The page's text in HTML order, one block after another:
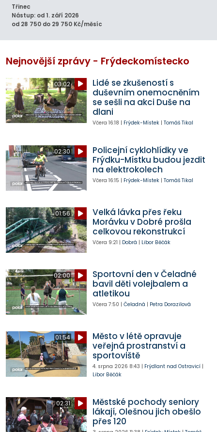
Třinec
Nástup: od 1. září 2026
od 28 750 do 29 750 Kč/měsíc
Nejnovější zprávy - Frýdeckomístecko
03:02
Lidé se zkušeností s
duševním onemocněním
se sešli na akci Duše na
dlani
Včera 16:18 | Frýdek-Místek| Tomáš Tikal
02:30
Policejní cyklohlídky ve
Frýdku-Místku budou jezdit
na elektrokolech
Včera 16:15 | Frýdek-Místek| Tomáš Tikal
01:56
Velká lávka přes řeku
Morávku v Dobré prošla
celkovou rekonstrukcí
Včera 9:21 | Dobrá | Libor Běčák
02:00
Sportovní den v Čeladné
bavil děti volejbalem a
atletikou
Včera 7:50 | Čeladná | Petra Dorazilová
01:54
Město v létě opravuje
veřejná prostranství a
sportoviště
4. srpna 2026 8:43 | Frýdlant nad Ostravicí|
Libor Běčák
02:31
Městské pochody seniory
lákají, Olešnou jich obešlo
přes 120